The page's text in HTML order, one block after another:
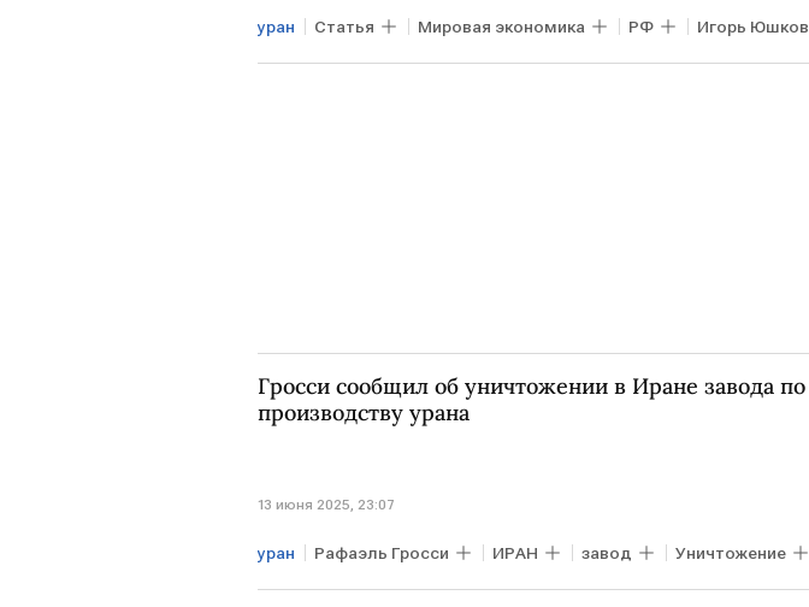
уран Статья Мировая экономика РФ Игорь Юшков
ЕС
Гросси сообщил об уничтожении в Иране завода по
производству урана
13 июня 2025, 23:07
уран Рафаэль Гросси ИРАН завод Уничтожение